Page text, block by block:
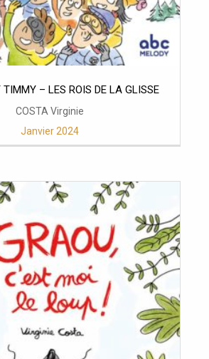
TIMMY – LES ROIS DE LA GLISSE
COSTA Virginie
Janvier 2024